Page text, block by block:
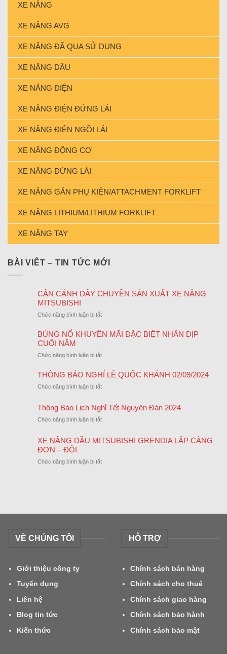
XE NÂNG
XE NÂNG AVG
XE NÂNG ĐÃ QUA SỬ DỤNG
XE NÂNG DẦU
XE NÂNG ĐIỆN
XE NÂNG ĐIỆN ĐỨNG LÁI
XE NÂNG ĐIỆN NGỒI LÁI
XE NÂNG ĐỘNG CƠ
XE NÂNG ĐỨNG LÁI
XE NÂNG GẮN PHỤ KIỆN/ATTACHMENT FORKLIFT
XE NÂNG LITHIUM/LITHIUM FORKLIFT
XE NÂNG TAY
BÀI VIÊT – TIN TỨC MỚI
CẬN CẢNH DÂY CHUYỀN SẢN XUẤT XE NÂNG
MITSUBISHI
Chức năng bình luận bị tắtở
CẢNH
SẢN
XE
BÙNG NỔ KHUYẾN MÃI ĐẶC BIỆT NHÂN DỊP
CUỐI NĂM
Chức năng bình luận bị tắtở
NỔ
KHUYẾN
MÃI
BIỆT
DỊP
NĂM
THÔNG BÁO NGHỈ LỄ QUỐC KHÁNH 02/09/2024
Chức năng bình luận bị tắtở
BÁO
NGHỈ
LỄ
KHÁNH
Thông Báo Lịch Nghỉ Tết Nguyên Đán 2024
Chức năng bình luận bị tắtở
Lịch
Tết
XE NÂNG DẦU MITSUBISHI GRENDIA LẮP CÀNG
ĐƠN – ĐÔI
Chức năng bình luận bị tắtở
LẮP
VỀ CHÚNG TÔI
Giới thiệu công ty
Tuyển dụng
Liên hệ
Blog tin tức
Kiến thức
HỖ TRỢ
Chính sách bán hàng
Chính sách cho thuê
Chính sách giao hàng
Chính sách bảo hành
Chính sách bảo mật